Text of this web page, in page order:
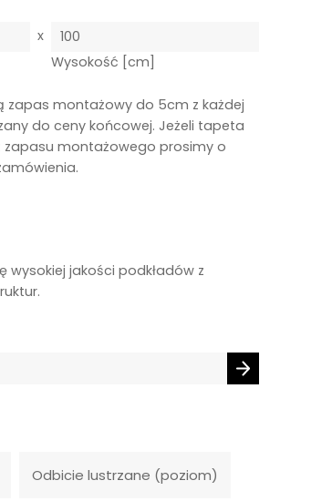
x
Wysokość [cm]
zapas montażowy do 5cm z każdej
do ceny końcowej. Jeżeli tapeta
montażowego prosimy o
wysokiej jakości podkładów z
Odbicie lustrzane (poziom)